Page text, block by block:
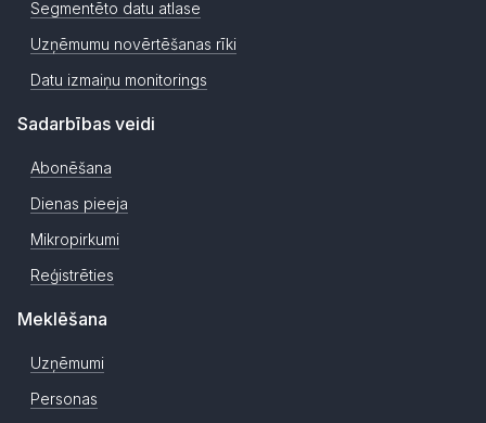
Segmentēto datu atlase
Uzņēmumu novērtēšanas rīki
Datu izmaiņu monitorings
Sadarbības veidi
Abonēšana
Dienas pieeja
Mikropirkumi
Reģistrēties
Meklēšana
Uzņēmumi
Personas